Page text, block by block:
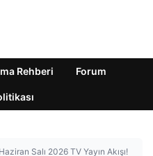
Rehberi Forum
Salı 2026 TV Yayın Akışı!